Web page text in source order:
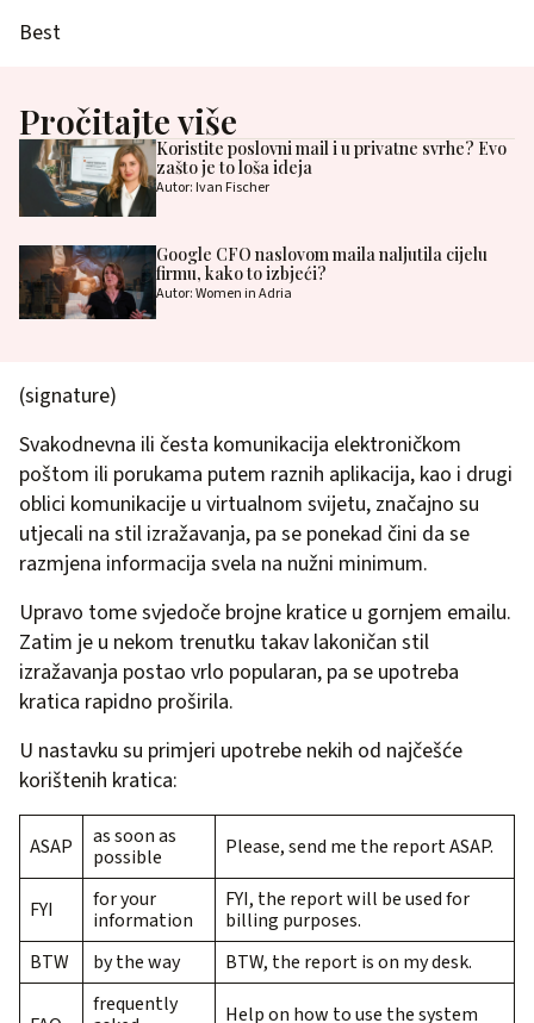
Best
Pročitajte više
Koristite poslovni mail i u privatne svrhe? Evo
zašto je to loša ideja
Autor: Ivan Fischer
Google CFO naslovom maila naljutila cijelu
firmu, kako to izbjeći?
Autor: Women in Adria
(signature)
Svakodnevna ili česta komunikacija elektroničkom
poštom ili porukama putem raznih aplikacija, kao i drugi
oblici komunikacije u virtualnom svijetu, značajno su
utjecali na stil izražavanja, pa se ponekad čini da se
razmjena informacija svela na nužni minimum.
Upravo tome svjedoče brojne kratice u gornjem emailu.
Zatim je u nekom trenutku takav lakoničan stil
izražavanja postao vrlo popularan, pa se upotreba
kratica rapidno proširila.
U nastavku su primjeri upotrebe nekih od najčešće
korištenih kratica:
ASAP
as soon as
possible
Please, send me the report ASAP.
FYI
for your
information
FYI, the report will be used for
billing purposes.
BTW
by the way BTW, the report is on my desk.
frequently
Help on how to use the system